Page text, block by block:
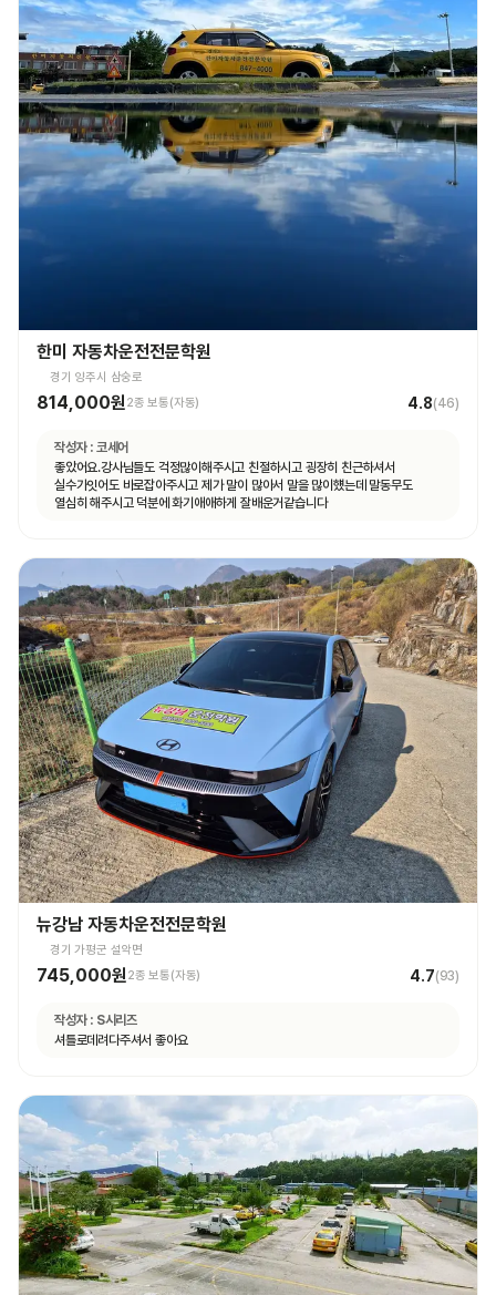
한미 자동차운전전문학원
경기 양주시 삼숭로
814,000원2종 보통(자동) 4.8(46)
작성자 : 코세어
좋았어요.강사님들도 걱정많이해주시고 친절하시고 굉장히 친근하셔서
실수가잇어도 바로잡아주시고 제가 말이 많아서 말을 많이헀는데 말동무도
열심히 해주시고 덕분에 화기애애하게 잘배운거같습니다
뉴강남 자동차운전전문학원
경기 가평군 설악면
745,000원2종 보통(자동) 4.7(93)
작성자 : S시리즈
셔틀로데려다주셔서 좋아요